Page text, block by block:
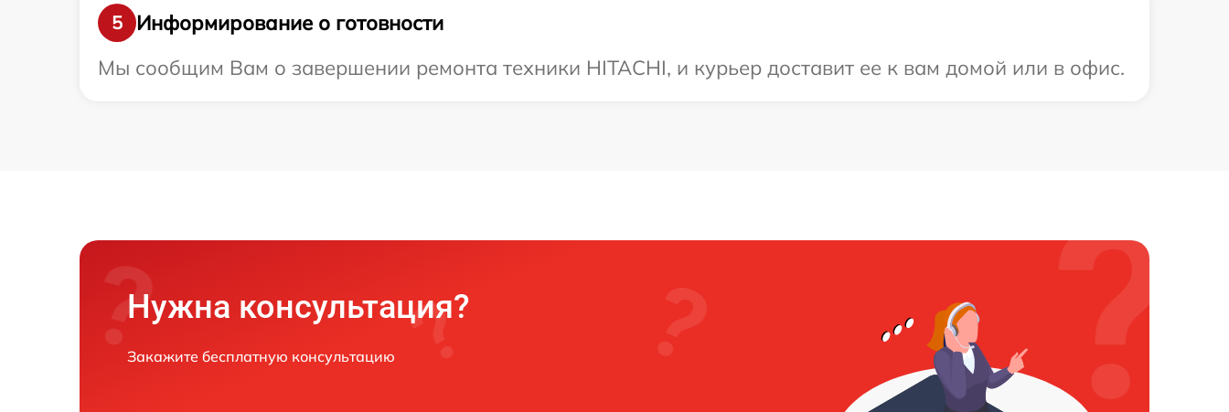
5
Информирование о готовности
Мы сообщим Вам о завершении ремонта техники HITACHI, и курьер доставит ее к вам домой или в офис.
Нужна консультация?
Закажите бесплатную консультацию